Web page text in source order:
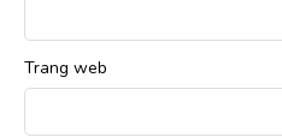
Trang web